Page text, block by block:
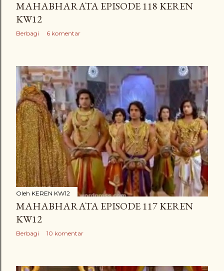
MAHABHARATA EPISODE 118 KEREN
KW12
Berbagi 6 komentar
Oleh KEREN KW12
MAHABHARATA EPISODE 117 KEREN
KW12
Berbagi 10 komentar